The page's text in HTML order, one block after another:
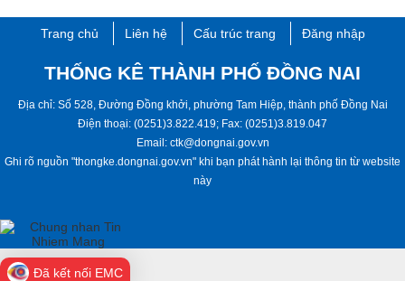
Trang chủ Liên hệ Cấu trúc trang Đăng nhập
THỐNG KÊ THÀNH PHỐ ĐỒNG NAI
Địa chỉ: Số 528, Đường Đồng khởi, phường Tam Hiệp, ​thành phố ​Đồng Nai
Điện thoại: (0251)3.822.419; Fax: (0251)3.819.047
Email: ctk@dongnai.gov.vn
Ghi rõ nguồn "thongke.dongnai.gov.vn" khi bạn phát hành lại thông tin từ website
này​
Đã kết nối EMC